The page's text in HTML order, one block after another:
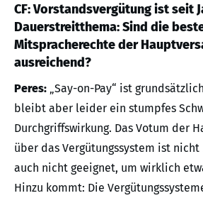
CF: Vorstandsvergütung ist seit
Dauerstreitthema: Sind die
Mitspracherechte der
ausreichend?
Peres: „Say-on-Pay“ ist
bleibt aber leider ein stumpfes
Durchgriffswirkung. Das Votum der
über das Vergütungssystem ist
auch nicht geeignet, um wirklich
Hinzu kommt: Die